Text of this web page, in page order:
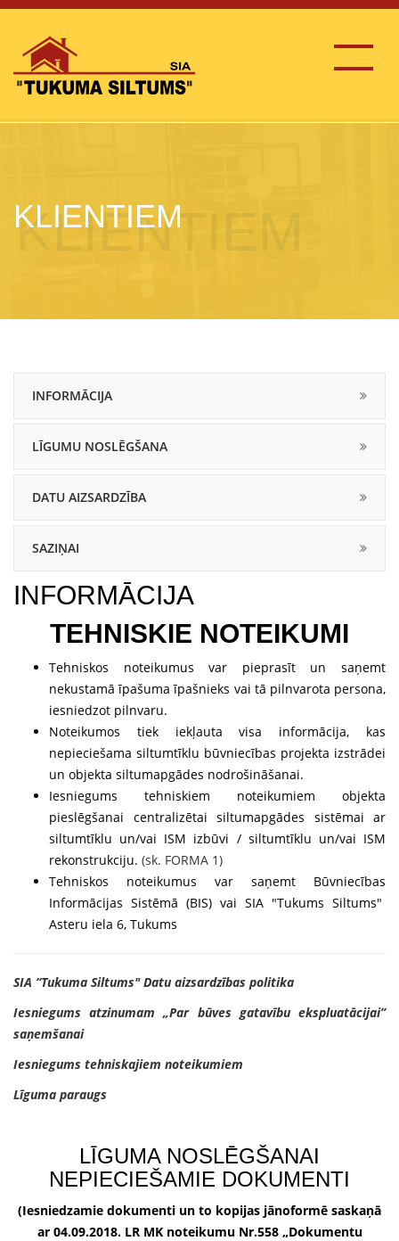
KLIENTIEM
INFORMĀCIJA
LĪGUMU NOSLĒGŠANA
DATU AIZSARDZĪBA
SAZIŅAI
INFORMĀCIJA
TEHNISKIE NOTEIKUMI
Tehniskos noteikumus var pieprasīt un saņemt
nekustamā īpašuma īpašnieks vai tā pilnvarota persona,
iesniedzot pilnvaru.
Noteikumos tiek iekļauta visa informācija, kas
nepieciešama siltumtīklu būvniecības projekta izstrādei
un objekta siltumapgādes nodrošināšanai.
Iesniegums tehniskiem noteikumiem objekta
pieslēgšanai centralizētai siltumapgādes sistēmai ar
siltumtīklu un/vai ISM izbūvi / siltumtīklu un/vai ISM
rekonstrukciju. (sk. FORMA 1)
Tehniskos noteikumus var saņemt Būvniecības
Informācijas Sistēmā (BIS) vai SIA "Tukums Siltums"
Asteru iela 6, Tukums
SIA “Tukuma Siltums" Datu aizsardzības politika
Iesniegums atzinumam „Par būves gatavību ekspluatācijai”
saņemšanai
Iesniegums tehniskajiem noteikumiem
Līguma paraugs
LĪGUMA NOSLĒGŠANAI
NEPIECIEŠAMIE DOKUMENTI
(Iesniedzamie dokumenti un to kopijas jānoformē saskaņā
ar 04.09.2018. LR MK noteikumu Nr.558 „Dokumentu